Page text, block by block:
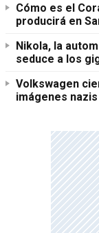
Cómo es el
producirá en
Nikola, la
seduce a los
Volkswagen
imágenes nazis